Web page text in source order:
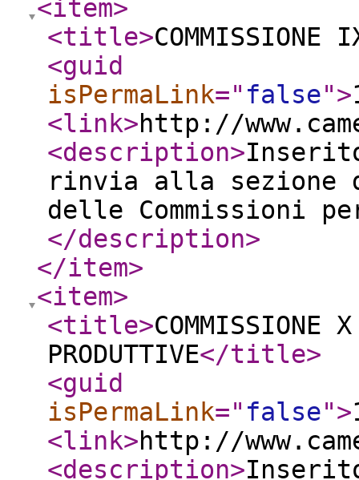
<item>
<title>COMMISSIONE
<guid
isPermaLink=" false">
<link>http://
<description>
rinvia alla sezione
delle Commissioni
</description>
</item>
<item>
<title>
PRODUTTIVE</title>
<guid
isPermaLink=" false">
<link>http://
<description>